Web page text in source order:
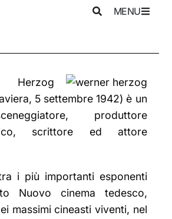
MENU
5 settembre 1942) è un
produttore
scrittore ed attore
i più importanti esponenti
Nuovo cinema tedesco,
massimi cineasti viventi, nel